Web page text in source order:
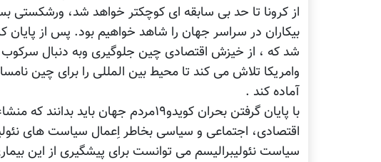
از کرونا تا حد بی سابقه ای کوچکتر خواهد شد، ورشکستی
بیکاران در سراسر جهان را شاهد خواهیم بود. پس از
شد که ، از خیزش اقتصادی چین جلوگیری وبه دنبال سرکوب
وامریکا تلاش می کند تا محیط بین المللی را برای چین
آماده کند .
با پایان گرفتن بحران کویدو۱۹مردم جهان
اقتصادی، اجتماعی و سیاسی بخاطر اِعمال سیاست های
سیاست نئولیبرالیسم می توانست برای پیشگیری از این